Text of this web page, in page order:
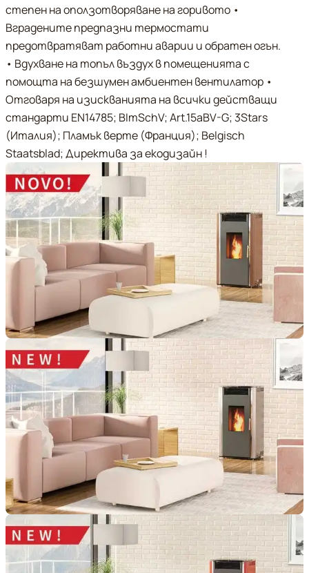
степен на оползотворяване на горивото •
Вградените предпазни термостати
предотвратяват работни аварии и обратен огън.
• Вдухване на топъл въздух в помещенията с
помощта на безшумен амбиентен вентилатор •
Отговаря на изискванията на всички действащи
стандарти EN14785; BImSchV; Art.15aBV-G; 3Stars
(Италия); Пламък верте (Франция); Belgisch
Staatsblad; Директива за екодизайн !